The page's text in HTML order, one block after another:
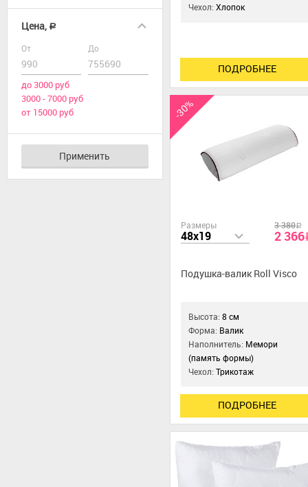
Цена, a
От До
до 3000 руб
3000 - 7000 руб
от 15000 руб
Применить
Чехол:Хлопок
ПОДРОБНЕЕ
-30%
Размеры
48x19
3 380a
2 366
Подушка-валик Roll Visco
Высота:8 см
Форма: Валик
Наполнитель: Мемори
(память формы)
Чехол:Трикотаж
ПОДРОБНЕЕ